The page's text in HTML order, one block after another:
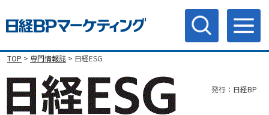
TOP > 専門情報誌 > 日経ESG
発行：日経BP